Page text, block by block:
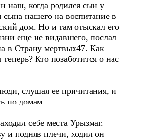
наш, когда родился сын у
сына нашего на воспитание в
дом. Но и там отыскал его
еще не видавшего, послал
в Страну мертвых47. Как
Кто позаботится о нас
слушая ее причитания, и
по домам.
себе места Урызмаг.
и подняв плечи, ходил он